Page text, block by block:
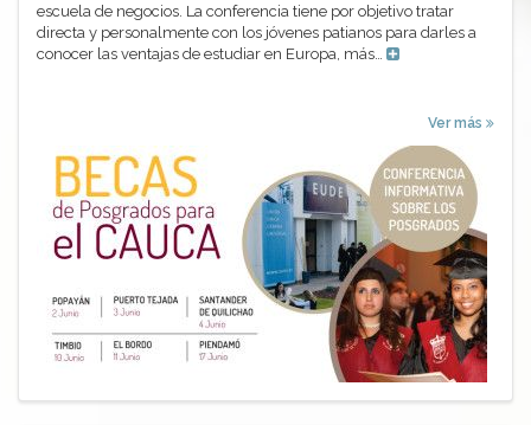
escuela de negocios. La conferencia tiene por objetivo tratar
directa y personalmente con los jóvenes patianos para darles a
conocer las ventajas de estudiar en Europa, más…
Ver más